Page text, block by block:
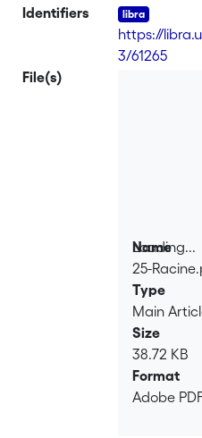
Identifiers
https://
3/61265
File(s)
Loading...
Loading...
Name
25-
Type
Main
Size
38.72 KB
Format
Adobe